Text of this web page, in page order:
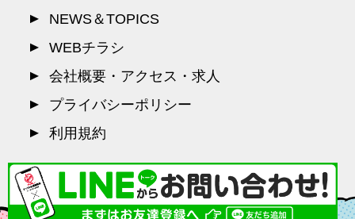
NEWS＆TOPICS
WEBチラシ
会社概要・アクセス・求人
プライバシーポリシー
利用規約